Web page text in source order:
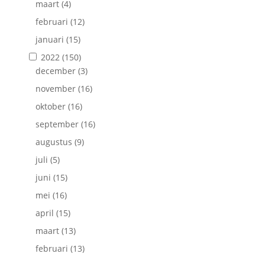
maart(4)
februari (12)
januari (15)
2022(150)
december(3)
november(16)
oktober(16)
september(16)
augustus (9)
juli (5)
juni (15)
mei (16)
april (15)
maart(13)
februari (13)